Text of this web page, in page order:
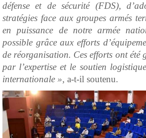
défense et de sécurité (FDS),
stratégies face aux groupes armés
en puissance de notre armée
possible grâce aux efforts
de réorganisation. Ces efforts ont été
par l’expertise et le soutien
internationale », a-t-il soutenu.